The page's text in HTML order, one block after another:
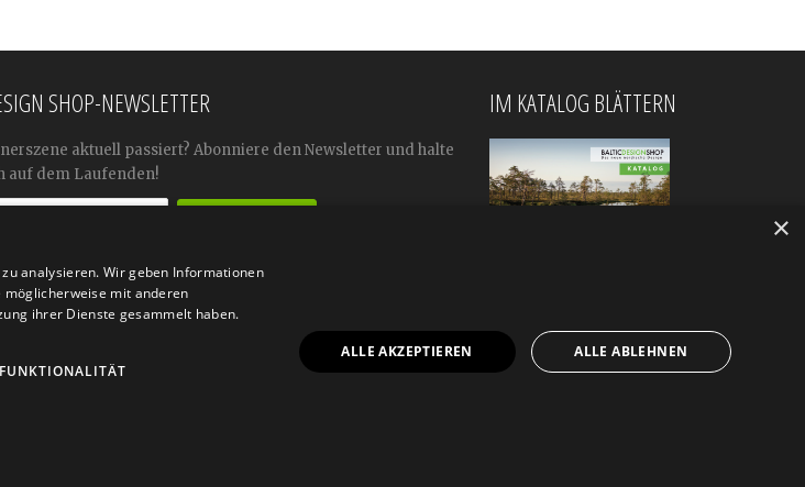
SHOP-NEWSLETTER
aktuell passiert? Abonniere den Newsletter und halte
auf dem Laufenden!

IM KATALOG BLÄTTERN
×
analysieren. Wir geben Informationen
möglicherweise mit anderen
ihrer Dienste gesammelt haben.
FUNKTIONALITÄT
ALLE AKZEPTIEREN ALLE ABLEHNEN